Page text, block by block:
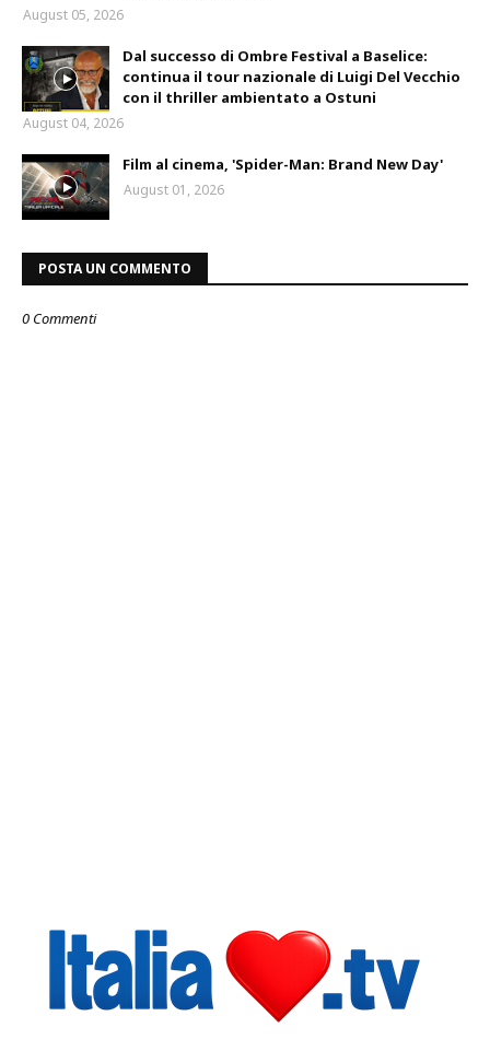
August 05, 2026
Dal successo di Ombre Festival a Baselice:
continua il tour nazionale di Luigi Del Vecchio
con il thriller ambientato a Ostuni
August 04, 2026
Film al cinema, 'Spider-Man: Brand New Day'
August 01, 2026
POSTA UN COMMENTO
0 Commenti